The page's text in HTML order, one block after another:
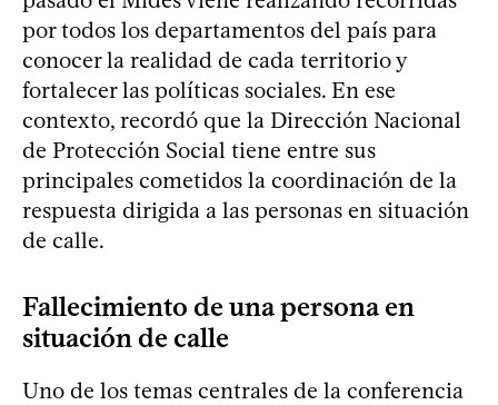
por todos los departamentos del país para
conocer la realidad de cada territorio y
fortalecer las políticas sociales. En ese
contexto, recordó que la Dirección Nacional
de Protección Social tiene entre sus
principales cometidos la coordinación de la
respuesta dirigida a las personas en situación
de calle.
Fallecimiento de una persona en
situación de calle
Uno de los temas centrales de la conferencia